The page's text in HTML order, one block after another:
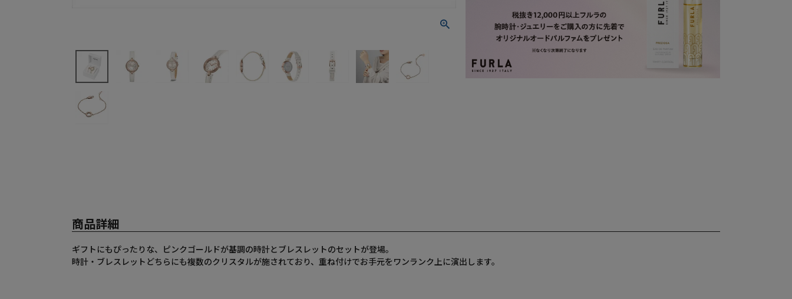
商品詳細
ギフトにもぴったりな、ピンクゴールドが基調の時計とブレスレットのセットが登場。
時計・ブレスレットどちらにも複数のクリスタルが施されており、重ね付けでお手元をワンランク上に演出します。